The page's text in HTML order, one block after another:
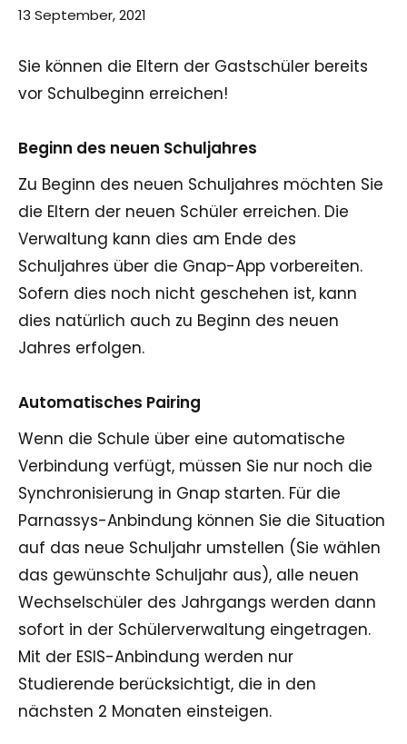
13 September, 2021
Sie können die Eltern der Gastschüler bereits
vor Schulbeginn erreichen!
Beginn des neuen Schuljahres
Zu Beginn des neuen Schuljahres möchten Sie
die Eltern der neuen Schüler erreichen. Die
Verwaltung kann dies am Ende des
Schuljahres über die Gnap-App vorbereiten.
Sofern dies noch nicht geschehen ist, kann
dies natürlich auch zu Beginn des neuen
Jahres erfolgen.
Automatisches Pairing
Wenn die Schule über eine automatische
Verbindung verfügt, müssen Sie nur noch die
Synchronisierung in Gnap starten. Für die
Parnassys-Anbindung können Sie die Situation
auf das neue Schuljahr umstellen (Sie wählen
das gewünschte Schuljahr aus), alle neuen
Wechselschüler des Jahrgangs werden dann
sofort in der Schülerverwaltung eingetragen.
Mit der ESIS-Anbindung werden nur
Studierende berücksichtigt, die in den
nächsten 2 Monaten einsteigen.